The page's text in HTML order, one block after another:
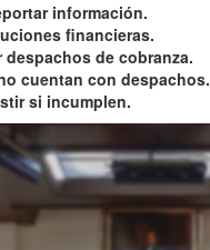
información.
financieras.
de cobranza.
cuentan con despachos.
si incumplen.